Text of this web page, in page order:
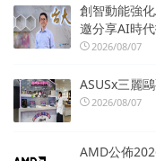
創智動能強
邀分享AI時
2026/08/07
ASUSx三麗
2026/08/07
AMD公佈